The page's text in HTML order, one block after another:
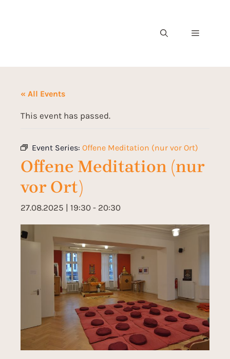
« All Events
This event has passed.
Event Series: Offene Meditation (nur vor Ort)
Offene Meditation (nur
vor Ort)
27.08.2025 | 19:30 - 20:30